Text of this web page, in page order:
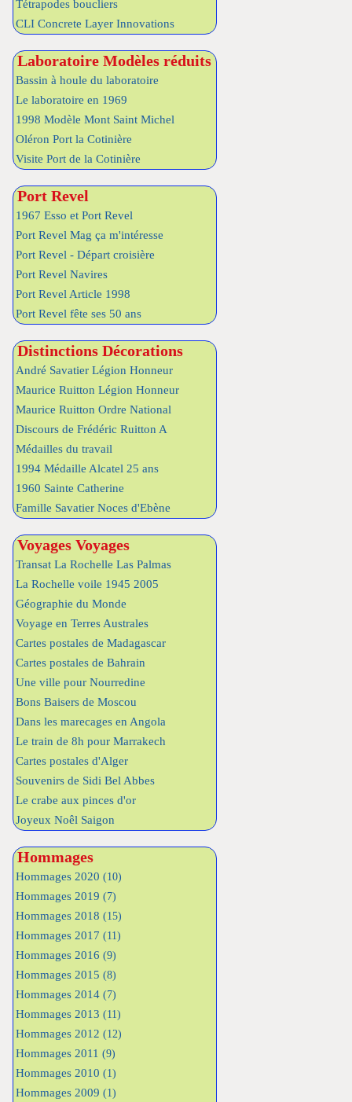
Tétrapodes boucliers
CLI Concrete Layer Innovations
Laboratoire Modèles réduits
Bassin à houle du laboratoire
Le laboratoire en 1969
1998 Modèle Mont Saint Michel
Oléron Port la Cotinière
Visite Port de la Cotinière
Port Revel
1967 Esso et Port Revel
Port Revel Mag ça m'intéresse
Port Revel - Départ croisière
Port Revel Navires
Port Revel Article 1998
Port Revel fête ses 50 ans
Distinctions Décorations
André Savatier Légion Honneur
Maurice Ruitton Légion Honneur
Maurice Ruitton Ordre National
Discours de Frédéric Ruitton A
Médailles du travail
1994 Médaille Alcatel 25 ans
1960 Sainte Catherine
Famille Savatier Noces d'Ebène
Voyages Voyages
Transat La Rochelle Las Palmas
La Rochelle voile 1945 2005
Géographie du Monde
Voyage en Terres Australes
Cartes postales de Madagascar
Cartes postales de Bahrain
Une ville pour Nourredine
Bons Baisers de Moscou
Dans les marecages en Angola
Le train de 8h pour Marrakech
Cartes postales d'Alger
Souvenirs de Sidi Bel Abbes
Le crabe aux pinces d'or
Joyeux Noêl Saigon
Hommages
Hommages 2020 (10)
Hommages 2019 (7)
Hommages 2018 (15)
Hommages 2017 (11)
Hommages 2016 (9)
Hommages 2015 (8)
Hommages 2014 (7)
Hommages 2013 (11)
Hommages 2012 (12)
Hommages 2011 (9)
Hommages 2010 (1)
Hommages 2009 (1)